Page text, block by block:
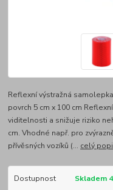
Reflexní výstražná
povrch 5 cm x 100 cm
viditelnosti a snižuje riziko
cm. Vhodné např. pro
přívěsných vozíků (... celý
Dostupnost
Skladem